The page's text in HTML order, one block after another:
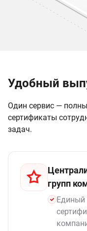
Удобный
Один сервис —
сертификаты
задач.
групп
Единый